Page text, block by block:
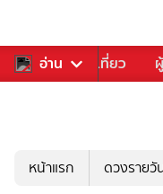
อ่าน
อาหาร ท่องเที่ยว
หน้าแรก ดวงรายวั